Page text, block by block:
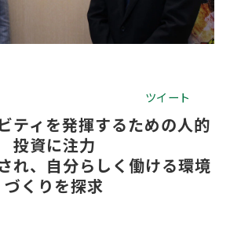
ツイート
ティを発揮するための人的
投資に注力
れ、自分らしく働ける環境
づくりを探求